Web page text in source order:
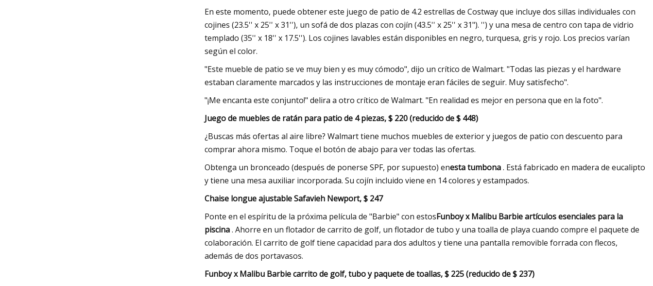
En este momento, puede obtener este juego de patio de 4.2 estrellas de Costway que incluye dos sillas individuales con
cojines (23.5'' x 25'' x 31''), un sofá de dos plazas con cojín (43.5'' x 25'' x 31"). '') y una mesa de centro con tapa de vidrio
templado (35'' x 18'' x 17.5''). Los cojines lavables están disponibles en negro, turquesa, gris y rojo. Los precios varían
según el color.
"Este mueble de patio se ve muy bien y es muy cómodo", dijo un crítico de Walmart. "Todas las piezas y el hardware
estaban claramente marcados y las instrucciones de montaje eran fáciles de seguir. Muy satisfecho".
"¡Me encanta este conjunto!" delira a otro crítico de Walmart. "En realidad es mejor en persona que en la foto".
Juego de muebles de ratán para patio de 4 piezas, $ 220 (reducido de $ 448)
¿Buscas más ofertas al aire libre? Walmart tiene muchos muebles de exterior y juegos de patio con descuento para
comprar ahora mismo. Toque el botón de abajo para ver todas las ofertas.
Obtenga un bronceado (después de ponerse SPF, por supuesto) enesta tumbona. Está fabricado en madera de eucalipto
y tiene una mesa auxiliar incorporada. Su cojín incluido viene en 14 colores y estampados.
Chaise longue ajustable Safavieh Newport, $ 247
Ponte en el espíritu de la próxima película de "Barbie" con estosFunboy x Malibu Barbie artículos esenciales para la
piscina. Ahorre en un flotador de carrito de golf, un flotador de tubo y una toalla de playa cuando compre el paquete de
colaboración. El carrito de golf tiene capacidad para dos adultos y tiene una pantalla removible forrada con flecos,
además de dos portavasos.
Funboy x Malibu Barbie carrito de golf, tubo y paquete de toallas, $ 225 (reducido de $ 237)